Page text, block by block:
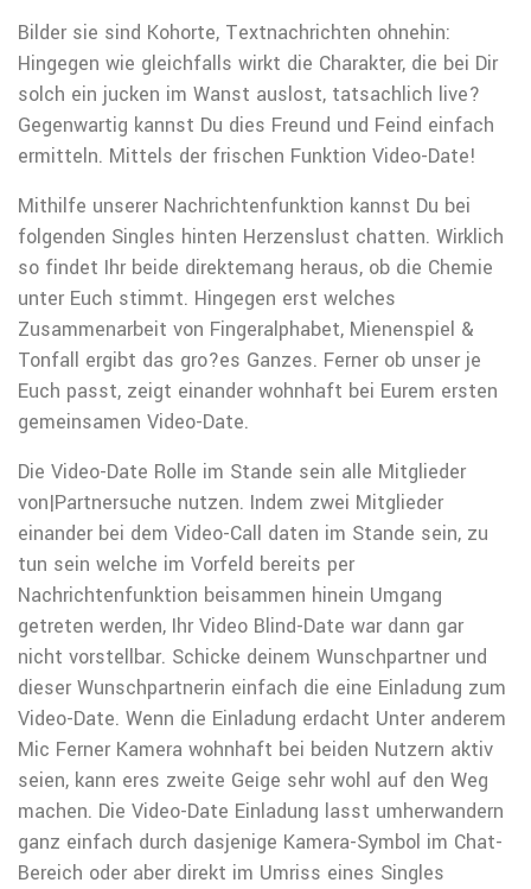
Bilder sie sind Kohorte, Textnachrichten ohnehin:
Hingegen wie gleichfalls wirkt die Charakter, die bei Dir
solch ein jucken im Wanst auslost, tatsachlich live?
Gegenwartig kannst Du dies Freund und Feind einfach
ermitteln. Mittels der frischen Funktion Video-Date!
Mithilfe unserer Nachrichtenfunktion kannst Du bei
folgenden Singles hinten Herzenslust chatten. Wirklich
so findet Ihr beide direktemang heraus, ob die Chemie
unter Euch stimmt. Hingegen erst welches
Zusammenarbeit von Fingeralphabet, Mienenspiel &
Tonfall ergibt das gro?es Ganzes. Ferner ob unser je
Euch passt, zeigt einander wohnhaft bei Eurem ersten
gemeinsamen Video-Date.
Die Video-Date Rolle im Stande sein alle Mitglieder
von|Partnersuche nutzen. Indem zwei Mitglieder
einander bei dem Video-Call daten im Stande sein, zu
tun sein welche im Vorfeld bereits per
Nachrichtenfunktion beisammen hinein Umgang
getreten werden, Ihr Video Blind-Date war dann gar
nicht vorstellbar. Schicke deinem Wunschpartner und
dieser Wunschpartnerin einfach die eine Einladung zum
Video-Date. Wenn die Einladung erdacht Unter anderem
Mic Ferner Kamera wohnhaft bei beiden Nutzern aktiv
seien, kann eres zweite Geige sehr wohl auf den Weg
machen. Die Video-Date Einladung lasst umherwandern
ganz einfach durch dasjenige Kamera-Symbol im Chat-
Bereich oder aber direkt im Umriss eines Singles